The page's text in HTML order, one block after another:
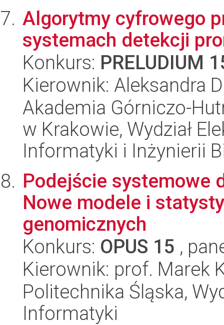
Algorytmy cyfrowego
systemach detekcji
Konkurs: PRELUDIUM
Kierownik: Aleksandra
Akademia Górniczo-
w Krakowie, Wydział
Informatyki i Inżynierii
Podejście systemowe
Nowe modele i
genomicznych
Konkurs: OPUS 15 ,
Kierownik: prof. Marek
Politechnika Śląska,
Informatyki